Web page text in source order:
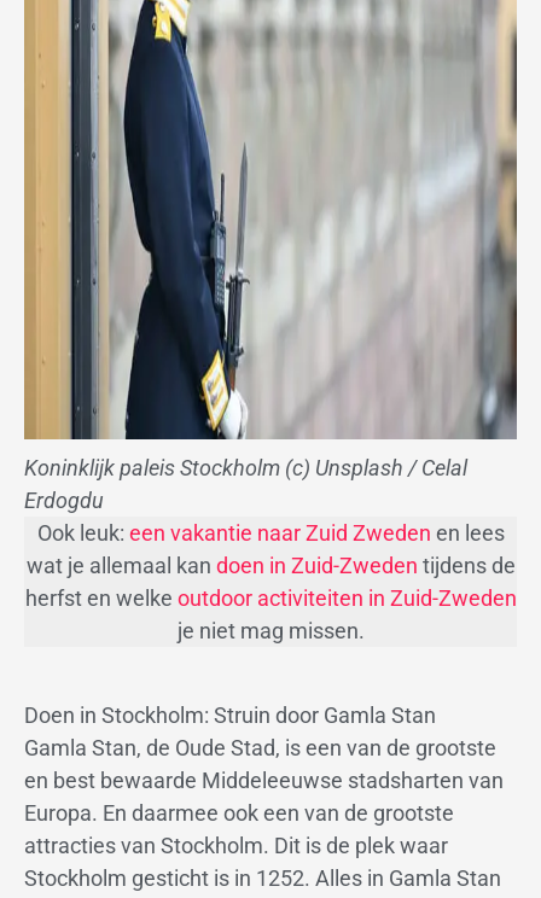
Koninklijk paleis Stockholm (c) Unsplash / Celal
Erdogdu
Ook leuk: een vakantie naar Zuid Zweden en lees
wat je allemaal kan doen in Zuid-Zweden tijdens de
herfst en welke outdoor activiteiten in Zuid-Zweden
je niet mag missen.
Doen in Stockholm: Struin door Gamla Stan
Gamla Stan, de Oude Stad, is een van de grootste
en best bewaarde Middeleeuwse stadsharten van
Europa. En daarmee ook een van de grootste
attracties van Stockholm. Dit is de plek waar
Stockholm gesticht is in 1252. Alles in Gamla Stan